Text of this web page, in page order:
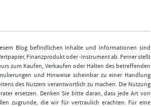
Blog befindlichen Inhalte und Informationen sind
Finanzprodukt oder -instrument ab. Ferner stellt
zum Kaufen, Verkaufen oder Halten des betreffenden
und Hinweise scheinbar zu einer Handlung
des Nutzers verantwortlich zu machen. Die Nutzung
ersetzen. Denken Sie bitte daran, dass jede Art von
zugrunde, die wir für vertraulich erachten. Für eine